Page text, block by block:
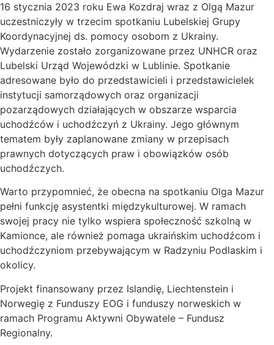
16 stycznia 2023 roku Ewa Kozdraj wraz z Olgą Mazur
uczestniczyły w trzecim spotkaniu Lubelskiej Grupy
Koordynacyjnej ds. pomocy osobom z Ukrainy.
Wydarzenie zostało zorganizowane przez UNHCR oraz
Lubelski Urząd Wojewódzki w Lublinie. Spotkanie
adresowane było do przedstawicieli i przedstawicielek
instytucji samorządowych oraz organizacji
pozarządowych działających w obszarze wsparcia
uchodźców i uchodźczyń z Ukrainy. Jego głównym
tematem były zaplanowane zmiany w przepisach
prawnych dotyczących praw i obowiązków osób
uchodźczych.
Warto przypomnieć, że obecna na spotkaniu Olga Mazur
pełni funkcję asystentki międzykulturowej. W ramach
swojej pracy nie tylko wspiera społeczność szkolną w
Kamionce, ale również pomaga ukraińskim uchodźcom i
uchodźczyniom przebywającym w Radzyniu Podlaskim i
okolicy.
Projekt finansowany przez Islandię, Liechtenstein i
Norwegię z Funduszy EOG i funduszy norweskich w
ramach Programu Aktywni Obywatele – Fundusz
Regionalny.